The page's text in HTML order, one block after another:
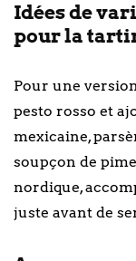
Idées de
pour la
Pour une
pesto rosso et
mexicaine,
soupçon de
nordique,
juste avant de